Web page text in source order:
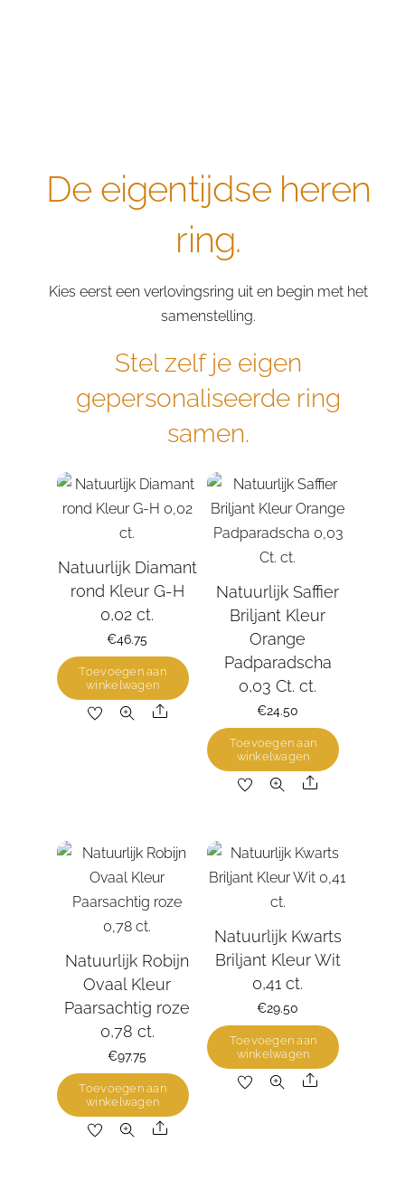
De eigentijdse heren
ring.
Kies eerst een verlovingsring uit en begin met het
samenstelling.
Stel zelf je eigen
gepersonaliseerde ring
samen.
Natuurlijk Diamant
rond Kleur G-H
0,02 ct.
€46.75
Toevoegen aan
winkelwagen
Share
Natuurlijk Saffier
Briljant Kleur
Orange
Padparadscha
0,03 Ct. ct.
€24.50
Toevoegen aan
winkelwagen
Share
Natuurlijk Robijn
Ovaal Kleur
Paarsachtig roze
0,78 ct.
€97.75
Toevoegen aan
winkelwagen
Share
Natuurlijk Kwarts
Briljant Kleur Wit
0,41 ct.
€29.50
Toevoegen aan
winkelwagen
Share